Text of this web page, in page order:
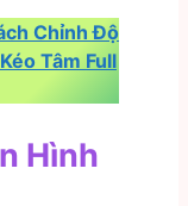
Chỉnh Độ
Tâm Full
Hình